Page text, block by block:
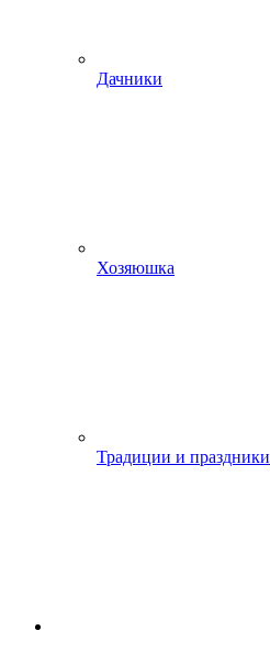
Дачники
Хозяюшка
Традиции и праздники